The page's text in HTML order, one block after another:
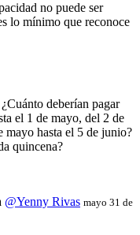
no puede ser
lo mínimo que reconoce
deberían pagar
el 1 de mayo, del 2 de
mayo hasta el 5 de junio?
quincena?
@Yenny Rivas mayo 31 de